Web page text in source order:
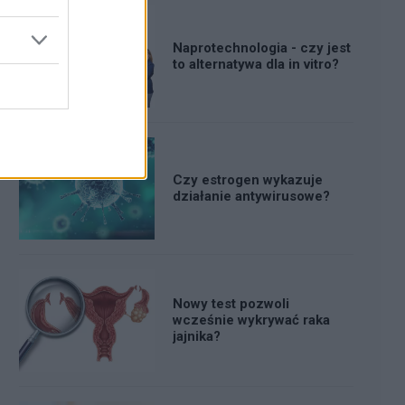
Naprotechnologia - czy jest
to alternatywa dla in vitro?
Czy estrogen wykazuje
działanie antywirusowe?
Nowy test pozwoli
wcześnie wykrywać raka
jajnika?